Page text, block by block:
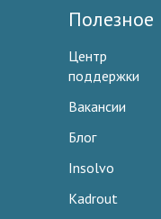
Полезное
Центр
поддержки
Вакансии
Блог
Insolvo
Kadrout